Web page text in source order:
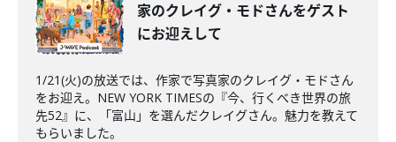
家のクレイグ・モドさんをゲスト
にお迎えして
1/21(火)の放送では、作家で写真家のクレイグ・モドさん
をお迎え。NEW YORK TIMESの『今、行くべき世界の旅
先52』に、「富山」を選んだクレイグさん。魅力を教えて
もらいました。